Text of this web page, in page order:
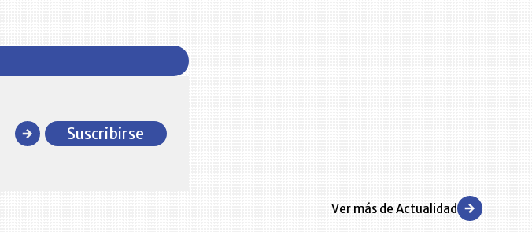
comportamiento general y detallado de las 10.000 primeras empresas
en ventas en ColombiaSuscribirse
Ver más de Actualidad